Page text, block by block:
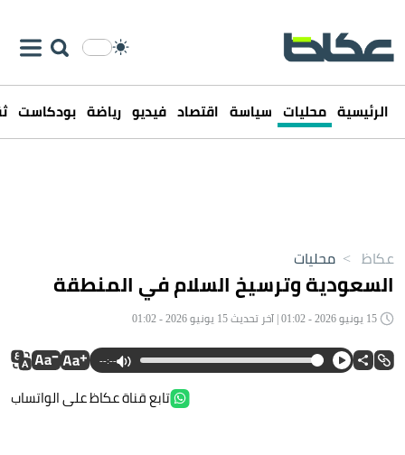
الرئيسية محليات سياسة اقتصاد فيديو رياضة بودكاست
عكاظ > محليات
السعودية وترسيخ السلام في المنطقة
--:--
تابع قناة عكاظ على الواتساب